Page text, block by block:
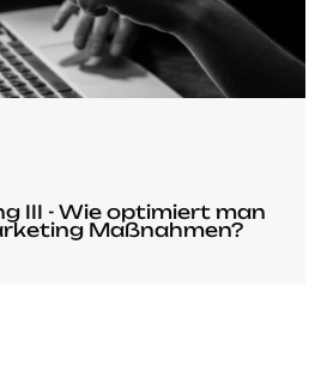
III - Wie optimiert man
Maßnahmen?